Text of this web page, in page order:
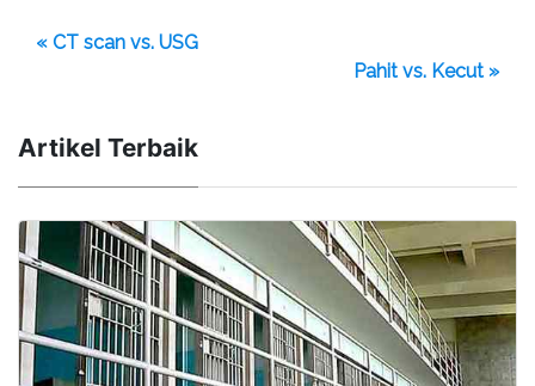
« CT scan vs. USG
Pahit vs. Kecut »
Artikel Terbaik